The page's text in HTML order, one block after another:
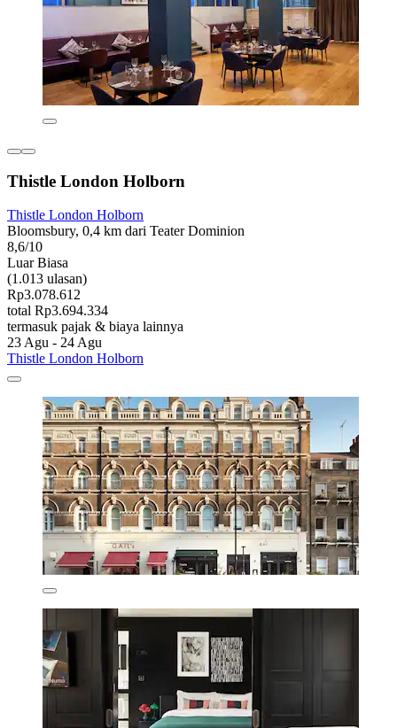
Thistle London Holborn
Thistle London Holborn
Bloomsbury, 0,4 km dari Teater Dominion
8,6/10
Luar Biasa
(1.013 ulasan)
Rp3.078.612
total Rp3.694.334
termasuk pajak & biaya lainnya
23 Agu - 24 Agu
Thistle London Holborn